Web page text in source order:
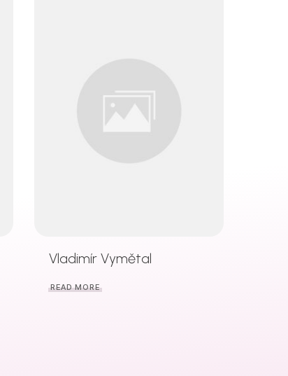
Vladimír Vymětal
READ MORE